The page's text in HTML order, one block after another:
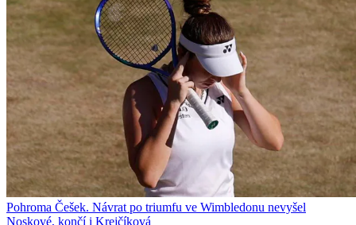
Pohroma Češek. Návrat po triumfu ve Wimbledonu nevyšel
Noskové, končí i Krejčíková